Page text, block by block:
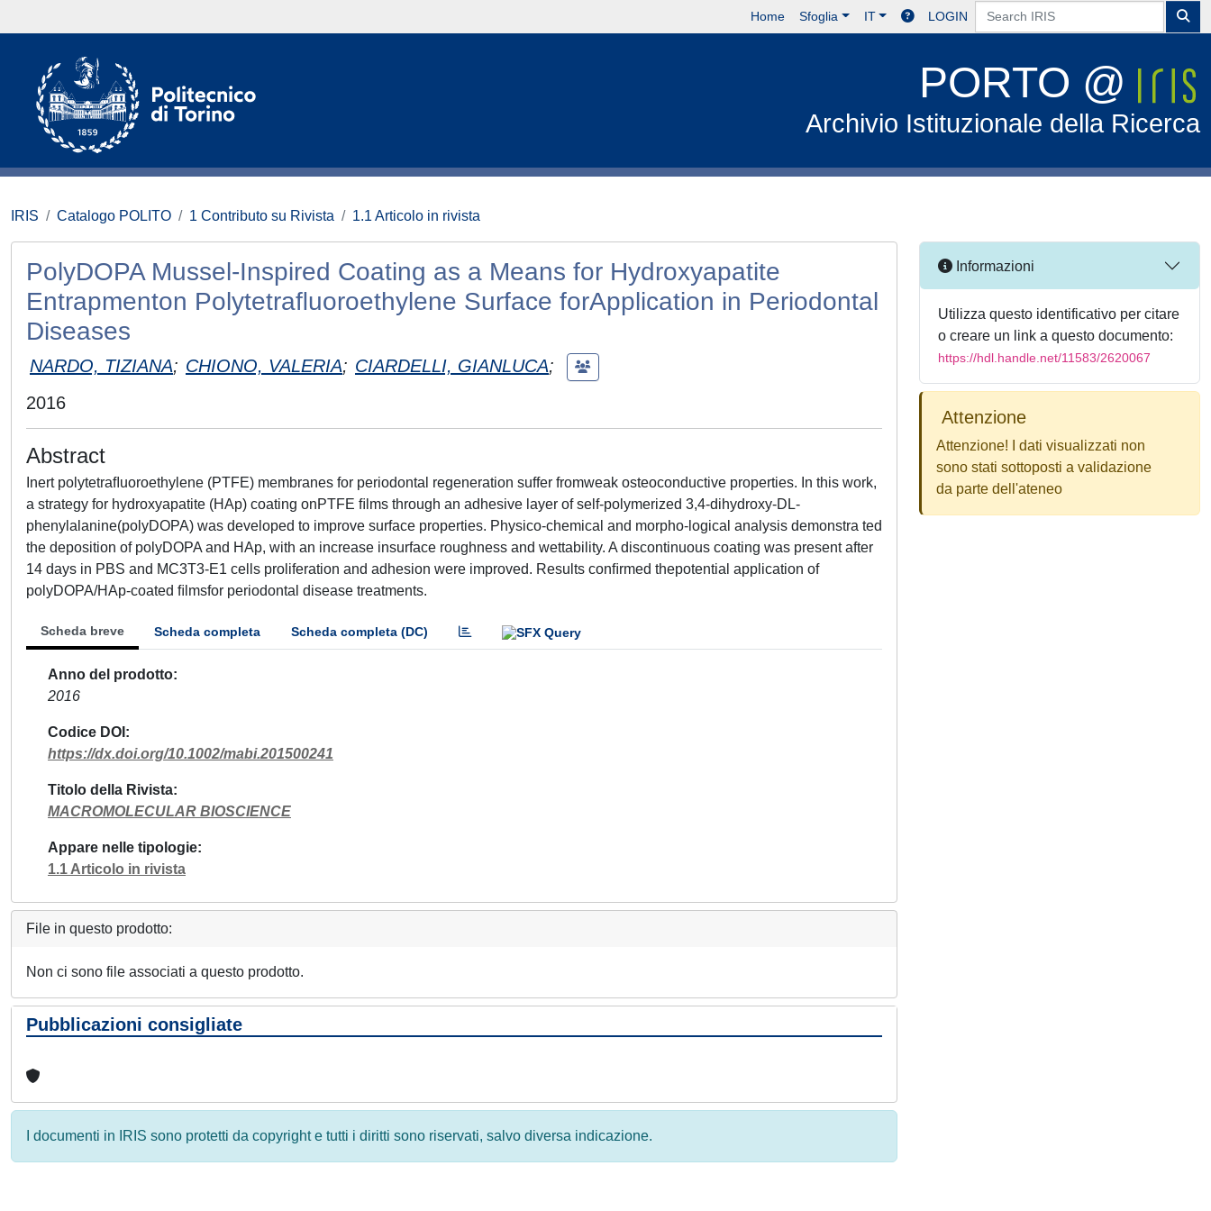
Home Sfoglia IT LOGIN
PORTO @
Archivio Istituzionale della Ricerca
IRIS Catalogo POLITO 1 Contributo su Rivista 1.1 Articolo in rivista
PolyDOPA Mussel-Inspired Coating as a Means for Hydroxyapatite
Entrapmenton Polytetraﬂuoroethylene Surface forApplication in Periodontal
Diseases
NARDO, TIZIANA; CHIONO, VALERIA; CIARDELLI, GIANLUCA;
2016
Abstract
Inert polytetraﬂuoroethylene (PTFE) membranes for periodontal regeneration suffer fromweak osteoconductive properties. In this work,
a strategy for hydroxyapatite (HAp) coating onPTFE ﬁlms through an adhesive layer of self-polymerized 3,4-dihydroxy-DL-
phenylalanine(polyDOPA) was developed to improve surface properties. Physico-chemical and morpho-logical analysis demonstra ted
the deposition of polyDOPA and HAp, with an increase insurface roughness and wettability. A discontinuous coating was present after
14 days in PBS and MC3T3-E1 cells proliferation and adhesion were improved. Results conﬁrmed thepotential application of
polyDOPA/HAp-coated ﬁlmsfor periodontal disease treatments.
Scheda breve Scheda completa Scheda completa (DC)
Anno del prodotto
2016
Codice DOI
https://dx.doi.org/10.1002/mabi.201500241
Titolo della Rivista
MACROMOLECULAR BIOSCIENCE
Appare nelle tipologie
1.1 Articolo in rivista
File in questo prodotto:
Non ci sono file associati a questo prodotto.
Pubblicazioni consigliate
I documenti in IRIS sono protetti da copyright e tutti i diritti sono riservati, salvo diversa indicazione.
Informazioni
Utilizza questo identificativo per citare
o creare un link a questo documento:
https://hdl.handle.net/11583/2620067
Attenzione
Attenzione! I dati visualizzati non
sono stati sottoposti a validazione
da parte dell'ateneo